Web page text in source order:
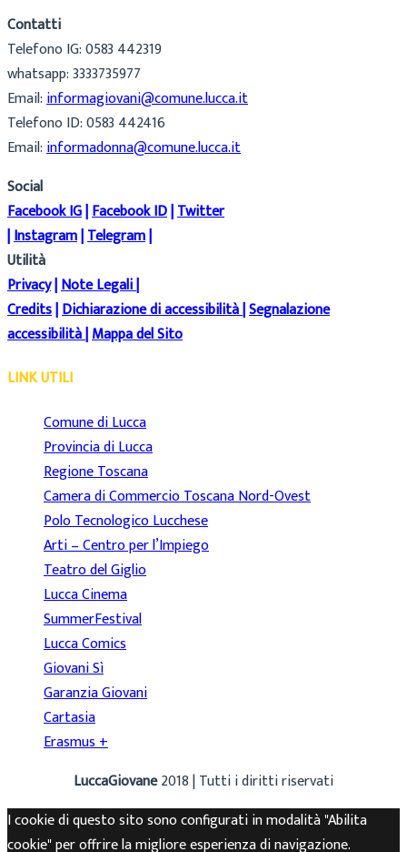
Contatti
Telefono IG: 0583 442319
whatsapp: 3333735977
Email:informagiovani@comune.lucca.it
Telefono ID: 0583 442416
Email:informadonna@comune.lucca.it
Social
Facebook IG|Facebook ID|Twitter
|Instagram|Telegram|
Utilità
Privacy|Note Legali|
Credits|Dichiarazione di accessibilità|Segnalazione
accessibilità|Mappa del Sito
LINK UTILI
Comune di Lucca
Provincia di Lucca
Regione Toscana
Camera di Commercio Toscana Nord-Ovest
Polo Tecnologico Lucchese
Arti – Centro per l’Impiego
Teatro del Giglio
Lucca Cinema
SummerFestival
Lucca Comics
Giovani Sì
Garanzia Giovani
Cartasia
Erasmus +
LuccaGiovane2018 | Tutti i diritti riservati
I cookie di questo sito sono configurati in modalità "Abilita
cookie" per offrire la migliore esperienza di navigazione.